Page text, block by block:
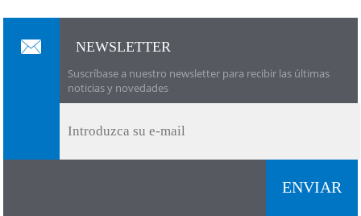
NEWSLETTER
Suscríbase a nuestro newsletter para recibir las últimas
noticias y novedades